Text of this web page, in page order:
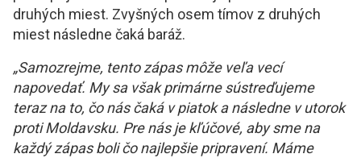
druhých miest. Zvyšných osem tímov z druhých
miest následne čaká baráž.
„Samozrejme, tento zápas môže veľa vecí
napovedať. My sa však primárne sústreďujeme
teraz na to, čo nás čaká v piatok a následne v utorok
proti Moldavsku. Pre nás je kľúčové, aby sme na
každý zápas boli čo najlepšie pripravení. Máme